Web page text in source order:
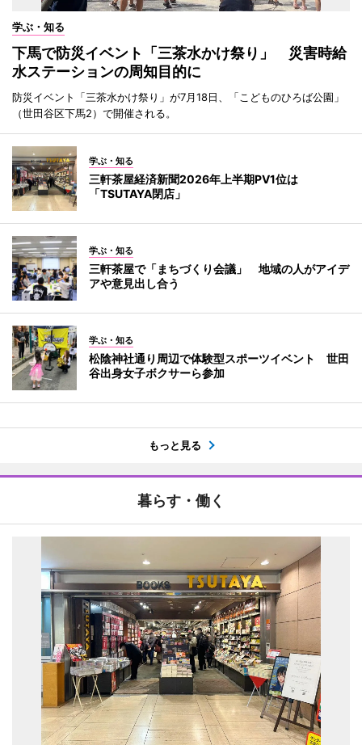
学ぶ・知る
下馬で防災イベント「三茶水かけ祭り」 災害時給
水ステーションの周知目的に
防災イベント「三茶水かけ祭り」が7月18日、「こどものひろば公園」
（世田谷区下馬2）で開催される。
学ぶ・知る
三軒茶屋経済新聞2026年上半期PV1位は
「TSUTAYA閉店」
学ぶ・知る
三軒茶屋で「まちづくり会議」 地域の人がアイデ
アや意見出し合う
学ぶ・知る
松陰神社通り周辺で体験型スポーツイベント 世田
谷出身女子ボクサーら参加
もっと見る
暮らす・働く